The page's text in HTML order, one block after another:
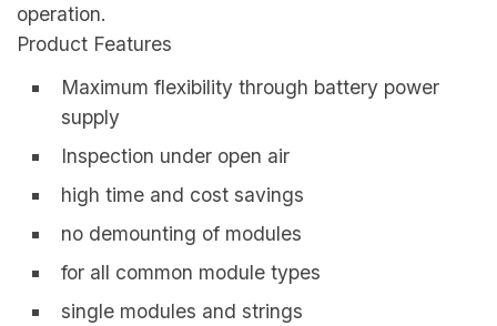
operation.
Product Features
Maximum flexibility through battery power
supply
Inspection under open air
high time and cost savings
no demounting of modules
for all common module types
single modules and strings